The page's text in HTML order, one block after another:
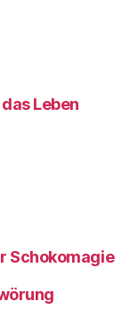
Leben
Schokomagie